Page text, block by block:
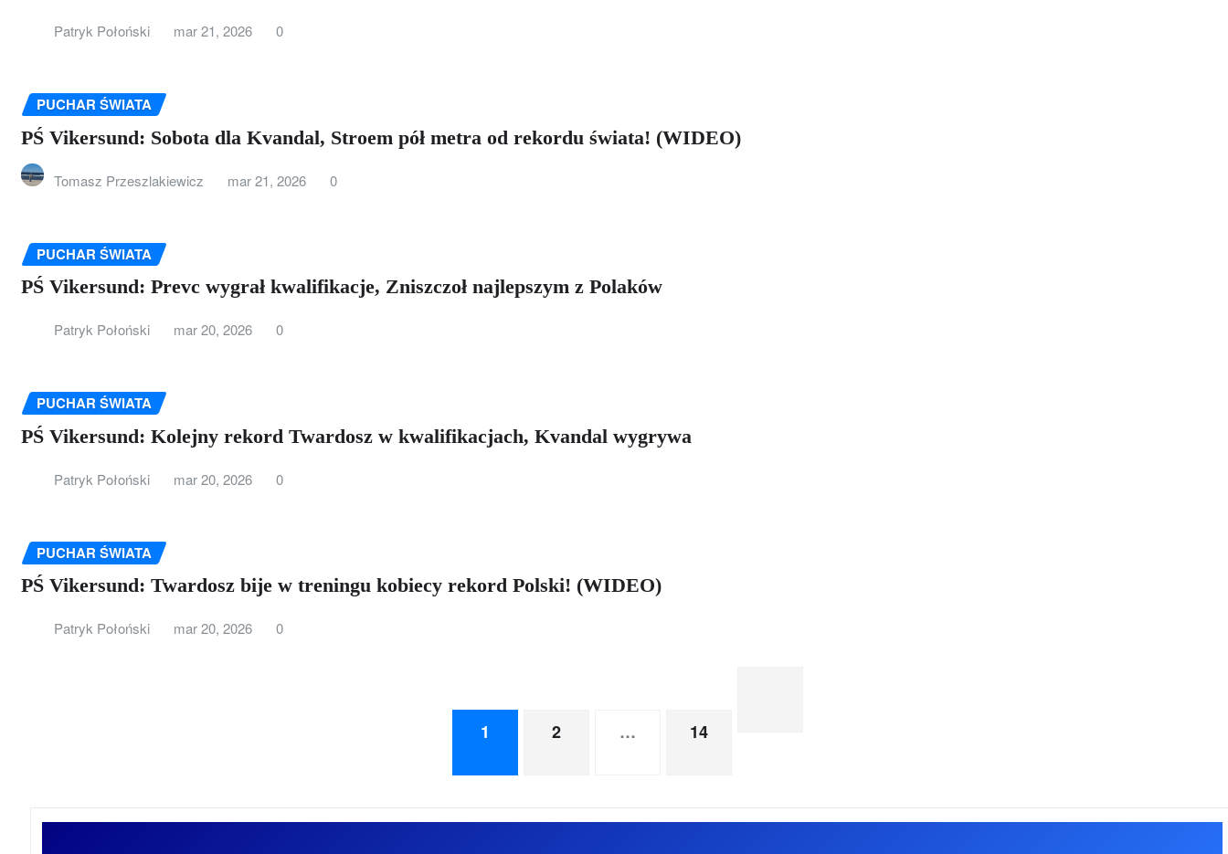
Patryk Połoński mar 21, 2026 0
PUCHAR ŚWIATA
PŚ Vikersund: Sobota dla Kvandal, Stroem pół metra od rekordu świata! (WIDEO)
Tomasz Przeszlakiewicz mar 21, 2026 0
PUCHAR ŚWIATA
PŚ Vikersund: Prevc wygrał kwalifikacje, Zniszczoł najlepszym z Polaków
Patryk Połoński mar 20, 2026 0
PUCHAR ŚWIATA
PŚ Vikersund: Kolejny rekord Twardosz w kwalifikacjach, Kvandal wygrywa
Patryk Połoński mar 20, 2026 0
PUCHAR ŚWIATA
PŚ Vikersund: Twardosz bije w treningu kobiecy rekord Polski! (WIDEO)
Patryk Połoński mar 20, 2026 0
1 2 … 14